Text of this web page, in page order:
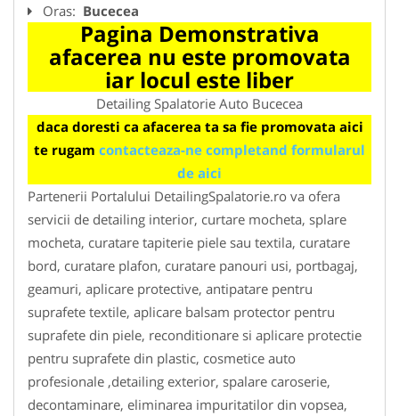
Oras: Bucecea
Pagina Demonstrativa
afacerea nu este promovata
iar locul este liber
Detailing Spalatorie Auto Bucecea
daca doresti ca afacerea ta sa fie promovata aici
te rugam contacteaza-ne completand formularul
de aici
Partenerii Portalului DetailingSpalatorie.ro va ofera
servicii de detailing interior, curtare mocheta, splare
mocheta, curatare tapiterie piele sau textila, curatare
bord, curatare plafon, curatare panouri usi, portbagaj,
geamuri, aplicare protective, antipatare pentru
suprafete textile, aplicare balsam protector pentru
suprafete din piele, reconditionare si aplicare protectie
pentru suprafete din plastic, cosmetice auto
profesionale ,detailing exterior, spalare caroserie,
decontaminare, eliminarea impuritatilor din vopsea,